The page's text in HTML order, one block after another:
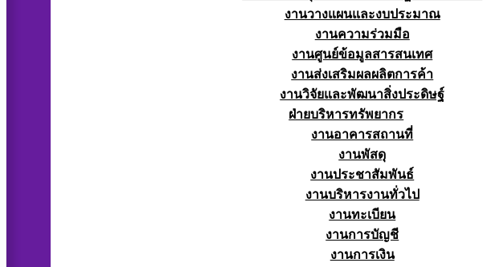
งานวางแผนและงบประมาณ
งานความร่วมมือ
งานศูนย์ข้อมูลสารสนเทศ
งานส่งเสริมผลผลิตการค้า
งานวิจัยและพัฒนาสิ่งประดิษฐ์
ฝ่ายบริหารทรัพยากร
งานอาคารสถานที่
งานพัสดุ
งานประชาสัมพันธ์
งานบริหารงานทั่วไป
งานทะเบียน
งานการบัญชี
งานการเงิน